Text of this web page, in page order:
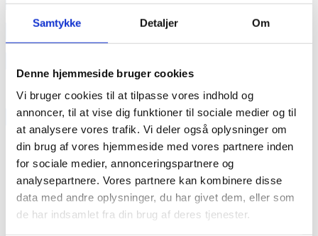
Samtykke Detaljer Om
Denne hjemmeside bruger cookies
Vi bruger cookies til at tilpasse vores indhold og
annoncer, til at vise dig funktioner til sociale medier og til
at analysere vores trafik. Vi deler også oplysninger om
din brug af vores hjemmeside med vores partnere inden
for sociale medier, annonceringspartnere og
analysepartnere. Vores partnere kan kombinere disse
data med andre oplysninger, du har givet dem, eller som
de har indsamlet fra din brug af deres tjenester.
annonce
RAINBOW BUSINESS DENMARK